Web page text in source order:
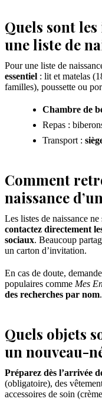
Quels sont
une liste de
Pour une liste de
essentiel : lit et matelas
familles), poussette ou
Chambre de
Repas :
Transport :
Comment
naissance
Les listes de naissance
contactez directement
sociaux. Beaucoup
un carton d’invitation.
En cas de doute,
populaires comme Mes
des recherches par nom.
Quels objets
un nouveau-
Préparez dès l’arrivée
(obligatoire), des
accessoires de soin